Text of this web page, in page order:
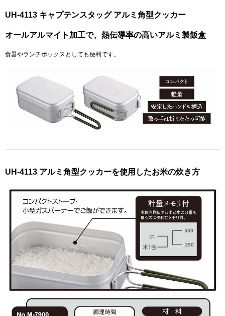
UH-4113 キャプテンスタッグ アルミ角型クッカー
オールアルマイト加工で、熱伝導率の高いアルミ製飯盒
食器やランチボックスとしても便利です。
UH-4113 アルミ角型クッカーを使用したお米の炊き方